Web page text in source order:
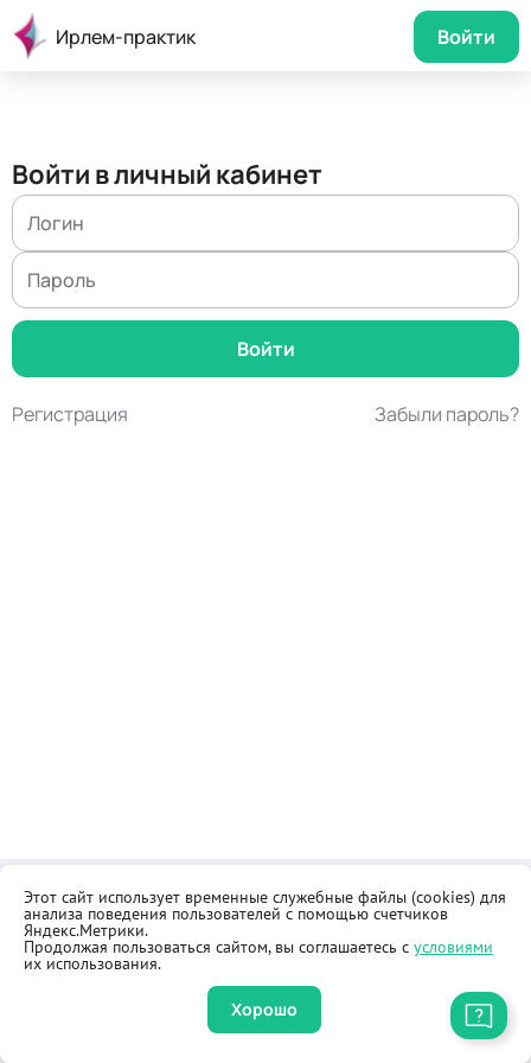
Ирлем-практик Войти
Войти в личный кабинет
Регистрация Забыли пароль?
Контакты
Как купить
Общественная приёмная
Реквизиты
Оферта
Правила продажи товаров
Этот сайт использует временные служебные файлы (cookies) для
анализа поведения пользователей с помощью счетчиков
Яндекс.Метрики.
Продолжая пользоваться сайтом, вы соглашаетесь с условиями
их использования.
Хорошо